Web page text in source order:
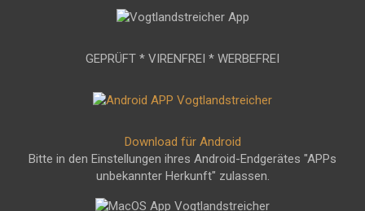
GEPRÜFT * VIRENFREI * WERBEFREI
Download für Android
Bitte in den Einstellungen ihres Android-Endgerätes "APPs
unbekannter Herkunft" zulassen.